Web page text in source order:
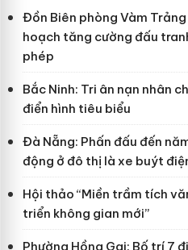
Đồn Biên phòng Vàm
hoạch tăng cường đấu
phép
Bắc Ninh: Tri ân nạn nhân
điển hình tiêu biểu
Đà Nẵng: Phấn đấu đến
động ở đô thị là xe buýt
Hội thảo “Miền trầm tích
triển không gian mới”
Phường Hồng Gai: Bố trí 7